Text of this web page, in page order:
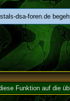
dsa-foren.de
Funktion auf die